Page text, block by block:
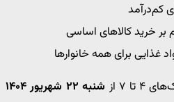
کم‌درآمد
خرید کالاهای اساسی
غذایی برای همه خانوارها
۷ از
شنبه ۲۲ شهریور ۱۴۰۴